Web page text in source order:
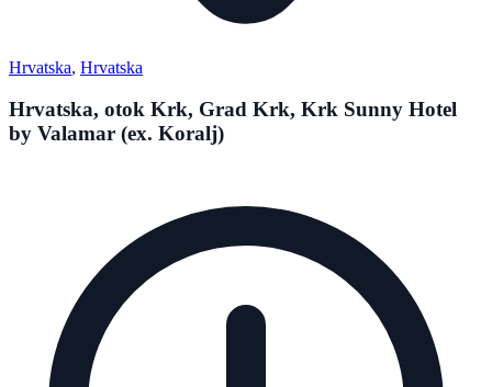
Hrvatska, Hrvatska
Hrvatska, otok Krk, Grad Krk, Krk Sunny Hotel
by Valamar (ex. Koralj)